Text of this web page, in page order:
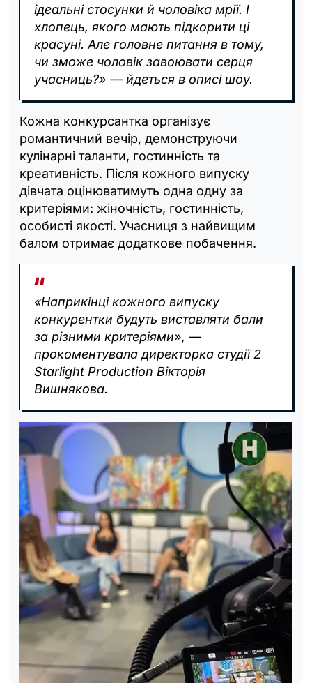
ідеальні стосунки й чоловіка мрії. І
хлопець, якого мають підкорити ці
красуні. Але головне питання в тому,
чи зможе чоловік завоювати серця
учасниць?» — йдеться в описі шоу.
Кожна конкурсантка організує
романтичний вечір, демонструючи
кулінарні таланти, гостинність та
креативність. Після кожного випуску
дівчата оцінюватимуть одна одну за
критеріями: жіночність, гостинність,
особисті якості. Учасниця з найвищим
балом отримає додаткове побачення.
«Наприкінці кожного випуску
конкурентки будуть виставляти бали
за різними критеріями», —
прокоментувала директорка студії 2
Starlight Production Вікторія
Вишнякова.